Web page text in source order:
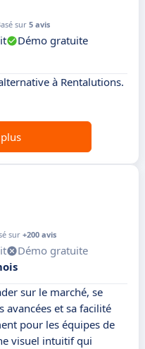
sur 5 avis
Démo gratuite
à Rentalutions.
sur +200 avis
Démo gratuite
sur le marché, se
et sa facilité
pour les équipes de
visuel intuitif qui